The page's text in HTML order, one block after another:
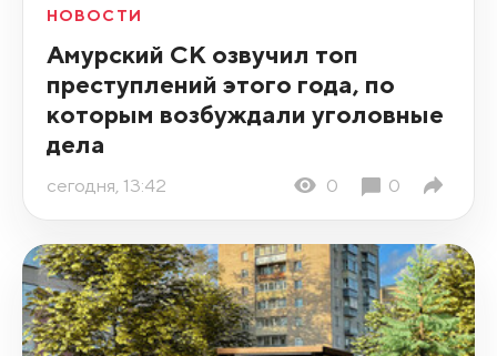
НОВОСТИ
Амурский СК озвучил топ
преступлений этого года, по
которым возбуждали уголовные
дела
сегодня, 13:42 0 0